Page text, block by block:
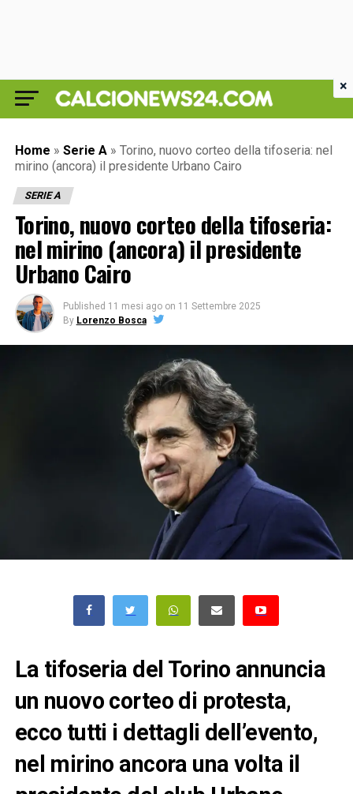
Home » Serie A » Torino, nuovo corteo della tifoseria: nel
mirino (ancora) il presidente Urbano Cairo
SERIE A
Torino, nuovo corteo della tifoseria:
nel mirino (ancora) il presidente
Urbano Cairo
Published 11 mesi ago on 11 Settembre 2025
By Lorenzo Bosca
La tifoseria del Torino annuncia
un nuovo corteo di protesta,
ecco tutti i dettagli dell’evento,
nel mirino ancora una volta il
×